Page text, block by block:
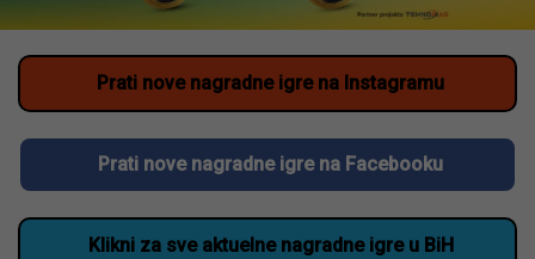
Prati nove nagradne igre na Instagramu
Prati nove nagradne igre na Facebooku
Klikni za sve aktuelne nagradne igre u BiH